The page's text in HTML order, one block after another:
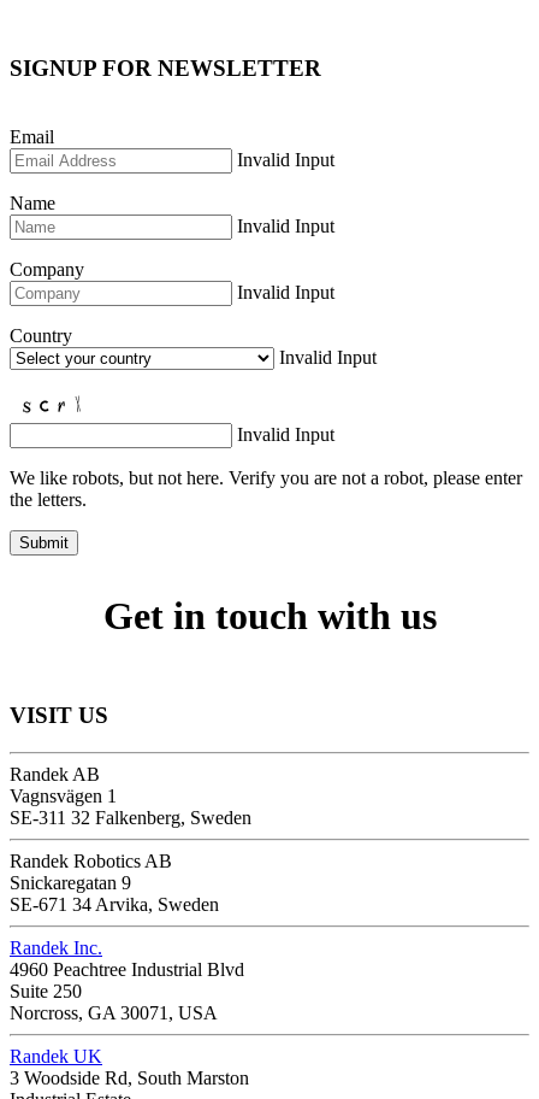
SIGNUP FOR NEWSLETTER
Email
Invalid Input
Name
Invalid Input
Company
Invalid Input
Country
Invalid Input
Invalid Input
We like robots, but not here. Verify you are not a robot, please enter
the letters.
Submit
Get in touch with us
VISIT US
Randek AB
Vagnsvägen 1
SE-311 32 Falkenberg, Sweden
Randek Robotics AB
Snickaregatan 9
SE-671 34 Arvika, Sweden
Randek Inc.
4960 Peachtree Industrial Blvd
Suite 250
Norcross, GA 30071, USA
Randek UK
3 Woodside Rd, South Marston